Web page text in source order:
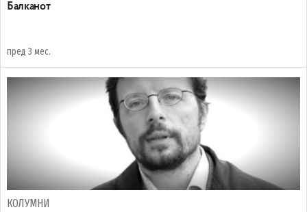
Балканот
пред 3 мес.
КОЛУМНИ